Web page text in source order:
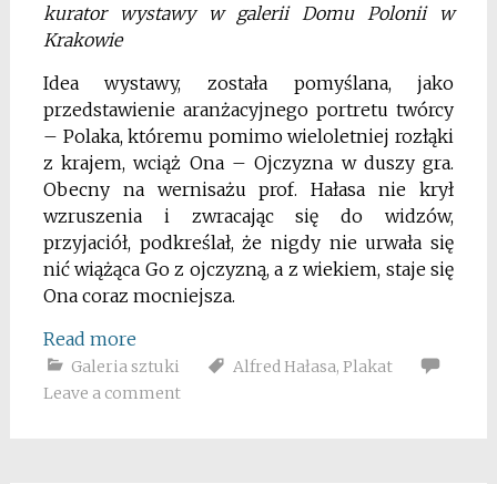
kurator wystawy w galerii Domu Polonii w
Krakowie
Idea wystawy, została pomyślana, jako
przedstawienie aranżacyjnego portretu twórcy
– Polaka, któremu pomimo wieloletniej rozłąki
z krajem, wciąż Ona – Ojczyzna w duszy gra.
Obecny na wernisażu prof. Hałasa nie krył
wzruszenia i zwracając się do widzów,
przyjaciół, podkreślał, że nigdy nie urwała się
nić wiążąca Go z ojczyzną, a z wiekiem, staje się
Ona coraz mocniejsza.
Read more
Galeria sztuki Alfred Hałasa, Plakat
Leave a comment